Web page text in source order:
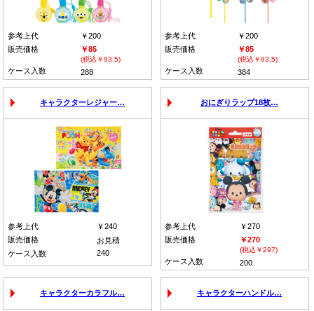
参考上代
￥200
販売価格
￥85
(税込￥93.5)
ケース入数 288
参考上代
￥200
販売価格
￥85
(税込￥93.5)
ケース入数 384
キャラクターレジャー…
参考上代
￥240
販売価格
お見積
ケース入数
240
おにぎりラップ18枚…
参考上代
￥270
販売価格
￥270
(税込￥297)
ケース入数 200
キャラクターカラフル… キャラクターハンドル…